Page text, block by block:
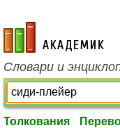
academic.ru
Словари и
Толкования